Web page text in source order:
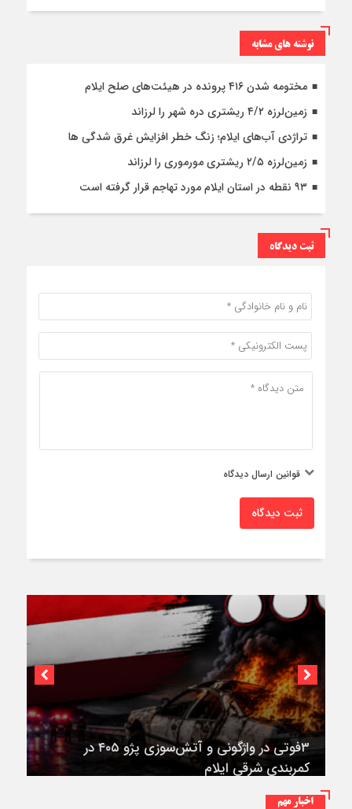
نوشته های مشابه
مختومه شدن ۴۱۶ پرونده در هیئت‌های صلح ایلام
زمین‌لرزه ۴/۲ ریشتری دره شهر را لرزاند
تراژدی آب‌های ایلام؛ زنگ خطر افزایش غرق شدگی ها
زمین‌لرزه ۲/۵ ریشتری مورموری را لرزاند
۹۳ نقطه در استان ایلام مورد تهاجم قرار گرفته است
ثبت دیدگاه
قوانین ارسال دیدگاه
ثبت دیدگاه
۳فوتی در واژگونی و آتش‌سوزی پژو ۴۰۵ در
کمربندی شرقی ایلام
اخبار مهم